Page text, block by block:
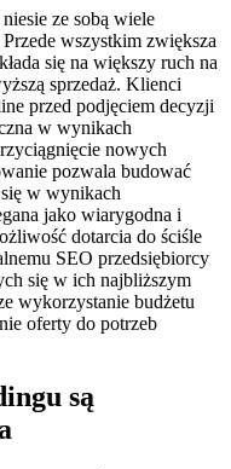
ze sobą wiele
wszystkim zwiększa
się na większy ruch na
sprzedaż. Klienci
przed podjęciem decyzji
w wynikach
nowych
pozwala budować
w wynikach
jako wiarygodna i
dotarcia do ściśle
SEO przedsiębiorcy
się w ich najbliższym
wykorzystanie budżetu
oferty do potrzeb
są